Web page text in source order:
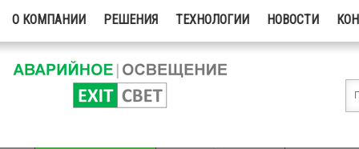
О КОМПАНИИ РЕШЕНИЯ ТЕХНОЛОГИИ НОВОСТИ